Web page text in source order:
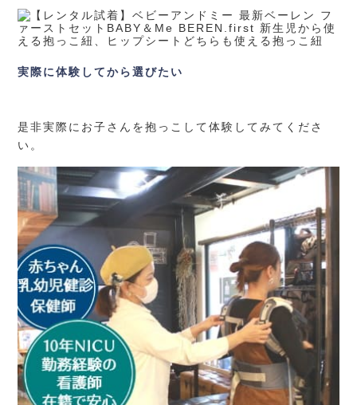
実際に体験してから選びたい
是非実際にお子さんを抱っこして体験してみてくださ
い。